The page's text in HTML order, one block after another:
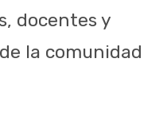
docentes y
la comunidad